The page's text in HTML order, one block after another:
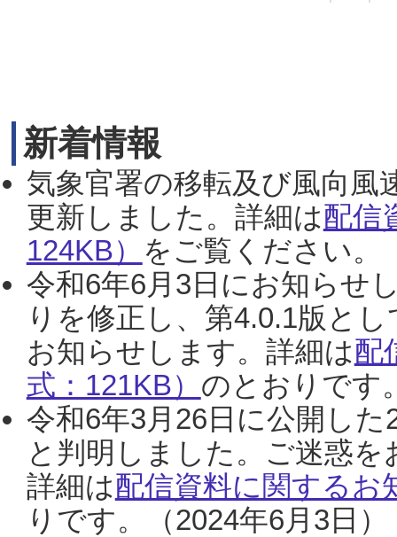
新着情報
気象官署の移転及び風向風
更新しました。詳細は配信
124KB） をご覧ください。
令和6年6月3日にお知らせ
りを修正し、第4.0.1版と
お知らせします。詳細は配
式：121KB） のとおりです
令和6年3月26日に公開し
と判明しました。ご迷惑
詳細は配信資料に関するお
りです。（2024年6月3日）